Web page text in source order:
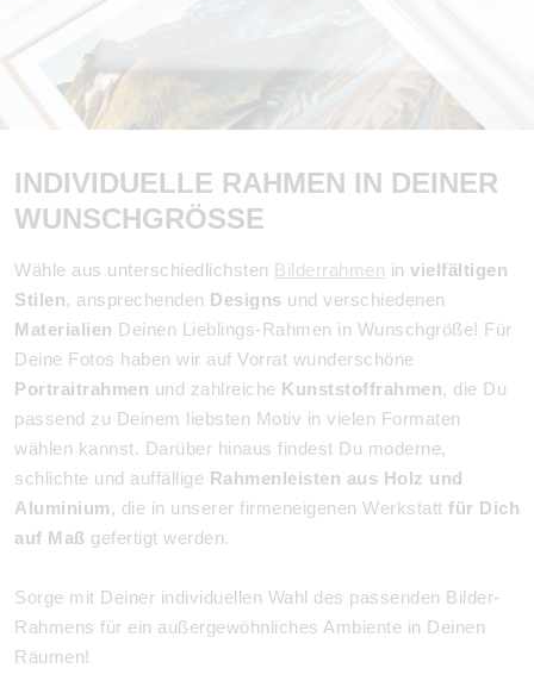
INDIVIDUELLE RAHMEN IN DEINER
WUNSCHGRÖSSE
Wähle aus unterschiedlichsten Bilderrahmen in vielfältigen
Stilen, ansprechenden Designs und verschiedenen
Materialien Deinen Lieblings-Rahmen in Wunschgröße! Für
Deine Fotos haben wir auf Vorrat wunderschöne
Portraitrahmen und zahlreiche Kunststoffrahmen, die Du
passend zu Deinem liebsten Motiv in vielen Formaten
wählen kannst. Darüber hinaus findest Du moderne,
schlichte und auffällige Rahmenleisten aus Holz und
Aluminium, die in unserer firmeneigenen Werkstatt für Dich
auf Maß gefertigt werden.
Sorge mit Deiner individuellen Wahl des passenden Bilder-
Rahmens für ein außergewöhnliches Ambiente in Deinen
Räumen!